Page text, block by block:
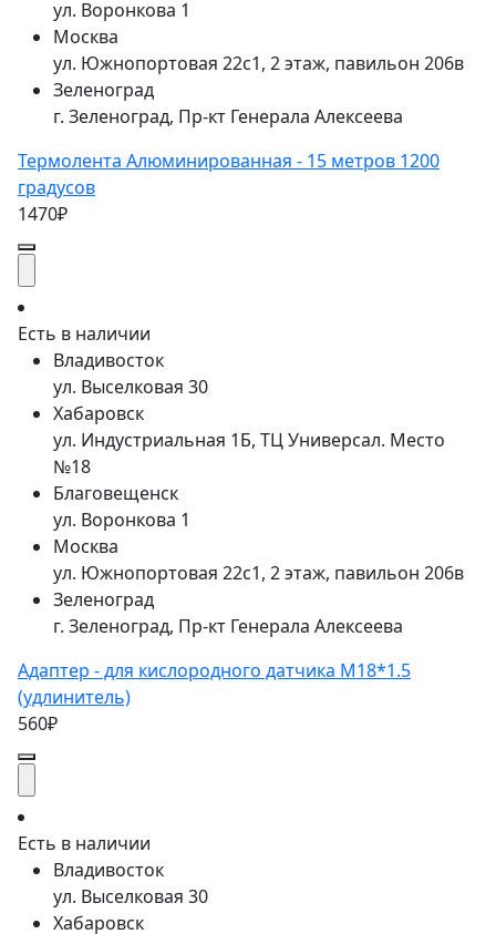
ул. Воронкова 1
Москва
ул. Южнопортовая 22с1, 2 этаж, павильон 206в
Зеленоград
г. Зеленоград, Пр-кт Генерала Алексеева
Термолента Алюминированная - 15 метров 1200
градусов
1470₽
Есть в наличии
Владивосток
ул. Выселковая 30
Хабаровск
ул. Индустриальная 1Б, ТЦ Универсал. Место
№18
Благовещенск
ул. Воронкова 1
Москва
ул. Южнопортовая 22с1, 2 этаж, павильон 206в
Зеленоград
г. Зеленоград, Пр-кт Генерала Алексеева
Адаптер - для кислородного датчика M18*1.5
(удлинитель)
560₽
Есть в наличии
Владивосток
ул. Выселковая 30
Хабаровск